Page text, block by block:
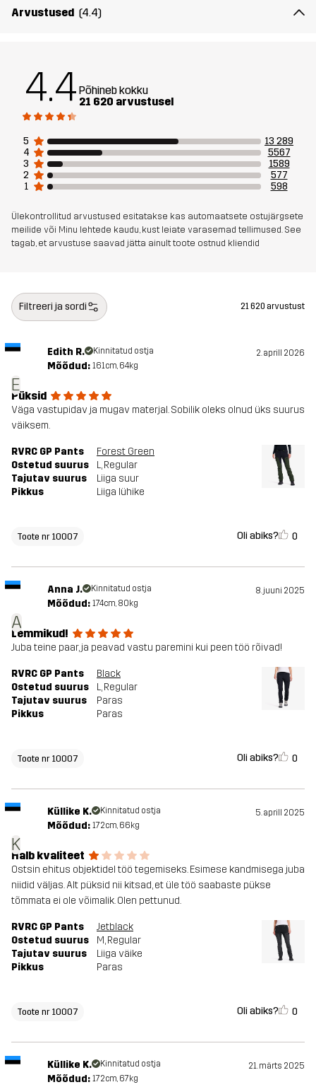
Kaal 576g suuruses Medium
Artikli number 10007_2851
Arvustused (4.4)
4.4 Põhineb kokku
21 620 arvustusel
5
13 289
4
5567
3
1589
2
577
1
598
Ülekontrollitud arvustused esitatakse kas automaatsete ostujärgsete
meilide või Minu lehtede kaudu, kust leiate varasemad tellimused. See
tagab, et arvustuse saavad jätta ainult toote ostnud kliendid
Filtreeri ja sordi 21 620 arvustust
E
Edith R. Kinnitatud ostja 2. aprill 2026
Mõõdud: 161cm, 64kg
Püksid
Väga vastupidav ja mugav materjal. Sobilik oleks olnud üks suurus
väiksem.
RVRC GP Pants
Forest Green
Ostetud suurus
L, Regular
Tajutav suurus
Liiga suur
Pikkus
Liiga lühike
Toote nr 10007 Oli abiks? 0
A
Anna J. Kinnitatud ostja 8. juuni 2025
Mõõdud: 174cm, 80kg
Lemmikud!
Juba teine paar, ja peavad vastu paremini kui peen töö rõivad!
RVRC GP Pants
Black
Ostetud suurus
L, Regular
Tajutav suurus
Paras
Pikkus
Paras
Toote nr 10007 Oli abiks? 0
K
Küllike K. Kinnitatud ostja 5. aprill 2025
Mõõdud: 172cm, 66kg
Halb kvaliteet
Ostsin ehitus objektidel töö tegemiseks. Esimese kandmisega juba
niidid väljas. Alt püksid nii kitsad, et üle töö saabaste pükse
tõmmata ei ole võimalik. Olen pettunud.
RVRC GP Pants
Jetblack
Ostetud suurus
M, Regular
Tajutav suurus
Liiga väike
Pikkus
Paras
Toote nr 10007 Oli abiks? 0
Küllike K. Kinnitatud ostja 21. märts 2025
Mõõdud: 172cm, 67kg